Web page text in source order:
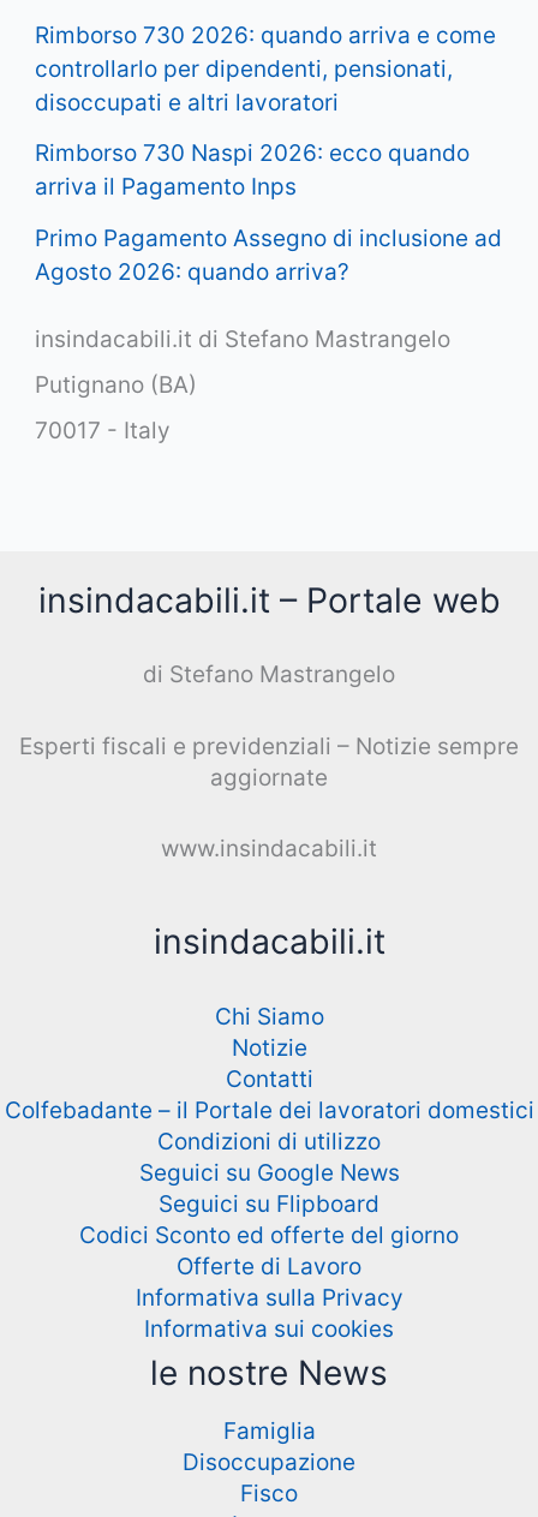
Rimborso 730 2026: quando arriva e come
controllarlo per dipendenti, pensionati,
disoccupati e altri lavoratori
Rimborso 730 Naspi 2026: ecco quando
arriva il Pagamento Inps
Primo Pagamento Assegno di inclusione ad
Agosto 2026: quando arriva?
insindacabili.it di Stefano Mastrangelo
Putignano (BA)
70017 - Italy
insindacabili.it – Portale web
di Stefano Mastrangelo
Esperti fiscali e previdenziali – Notizie sempre
aggiornate
www.insindacabili.it
insindacabili.it
Chi Siamo
Notizie
Contatti
Colfebadante – il Portale dei lavoratori domestici
Condizioni di utilizzo
Seguici su Google News
Seguici su Flipboard
Codici Sconto ed offerte del giorno
Offerte di Lavoro
Informativa sulla Privacy
Informativa sui cookies
le nostre News
Famiglia
Disoccupazione
Fisco